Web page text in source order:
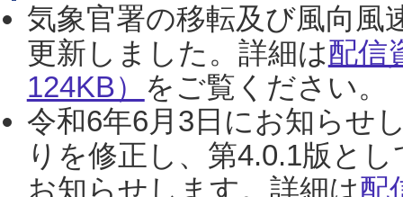
気象官署の移転及び風向風
更新しました。詳細は配信
124KB） をご覧ください。
令和6年6月3日にお知らせ
りを修正し、第4.0.1版と
お知らせします。詳細は配